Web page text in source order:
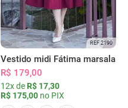
REF 2190
Vestido midi Fátima marsala
R$ 179,00
12x de R$ 17,30
R$ 175,00 no PIX